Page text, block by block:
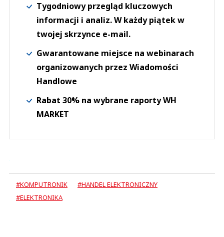
Tygodniowy przegląd kluczowych
informacji i analiz. W każdy piątek w
twojej skrzynce e-mail.
Gwarantowane miejsce na webinarach
organizowanych przez Wiadomości
Handlowe
Rabat 30% na wybrane raporty WH
MARKET
#KOMPUTRONIK
#HANDEL ELEKTRONICZNY
#ELEKTRONIKA